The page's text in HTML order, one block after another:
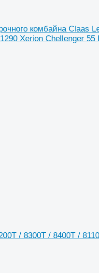
комбайна Claas
Xerion Chellenger
/ 8300T / 8400T /